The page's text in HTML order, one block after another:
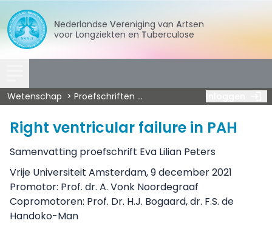
Nederlandse Vereniging van
Artsen
voor Longziekten en Tuberculose
Wetenschap Proefschriften
Right ventricular failure in PAH
Samenvatting proefschrift Eva Lilian Peters
Vrije Universiteit Amsterdam, 9 december 2021
Promotor: Prof. dr. A. Vonk Noordegraaf
Copromotoren: Prof. Dr. H.J. Bogaard, dr. F.S. de
Handoko-Man